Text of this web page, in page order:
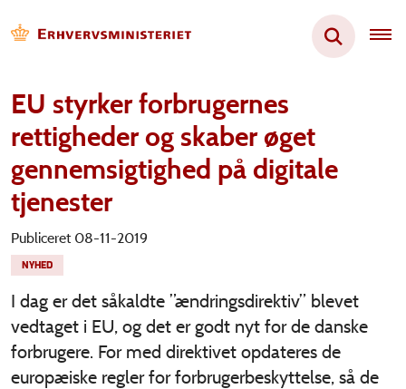
EU styrker forbrugernes
rettigheder og skaber øget
gennemsigtighed på digitale
tjenester
Publiceret 08-11-2019
NYHED
I dag er det såkaldte ”ændringsdirektiv” blevet
vedtaget i EU, og det er godt nyt for de danske
forbrugere. For med direktivet opdateres de
europæiske regler for forbrugerbeskyttelse, så de